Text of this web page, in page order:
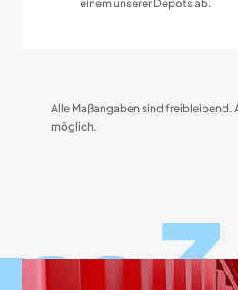
einem unserer Depots ab.
Alle Maßangaben sind freibleibend.
möglich.